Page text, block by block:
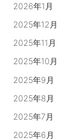
2026年1月
2025年12月
2025年11月
2025年10月
2025年9月
2025年8月
2025年7月
2025年6月